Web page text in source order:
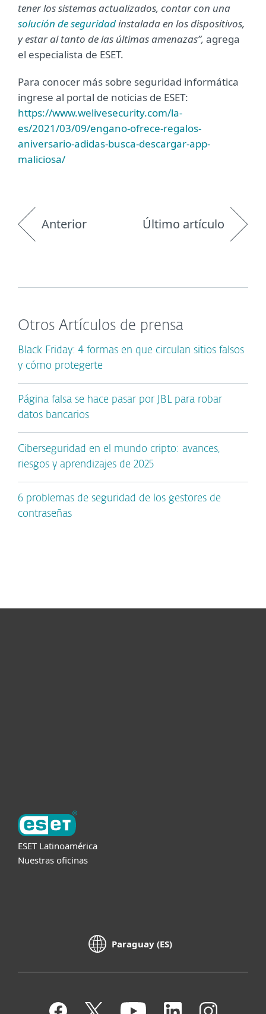
tener los sistemas actualizados, contar con una
solución de seguridadinstalada en los dispositivos,
y estar al tanto de las últimas amenazas”, agrega
el especialista de ESET.
Para conocer más sobre seguridad informática
ingrese al portal de noticias de ESET:
https://www.welivesecurity.com/la-
es/2021/03/09/engano-ofrece-regalos-
aniversario-adidas-busca-descargar-app-
maliciosa/
Anterior Último artículo
Otros Artículos de prensa
Black Friday: 4 formas en que circulan sitios falsos
y cómo protegerte
Página falsa se hace pasar por JBL para robar
datos bancarios
Ciberseguridad en el mundo cripto: avances,
riesgos y aprendizajes de 2025
6 problemas de seguridad de los gestores de
contraseñas
ESET Latinoamérica
Nuestras oficinas
Paraguay (ES)